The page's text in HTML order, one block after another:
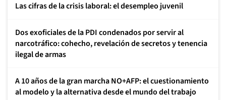
Las cifras de la crisis laboral: el desempleo juvenil
Dos exoficiales de la PDI condenados por servir al
narcotráfico: cohecho, revelación de secretos y tenencia
ilegal de armas
A 10 años de la gran marcha NO+AFP: el cuestionamiento
al modelo y la alternativa desde el mundo del trabajo